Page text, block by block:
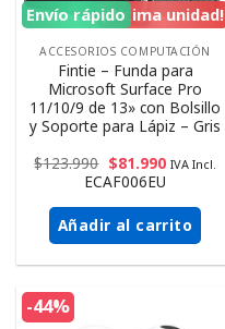
¡Ultima unidad!
Envío rápido
ACCESORIOS COMPUTACIÓN
Fintie – Funda para
Microsoft Surface Pro
11/10/9 de 13» con Bolsillo
y Soporte para Lápiz – Gris
$123.990 $81.990 IVA Incl.
ECAF006EU
Añadir al carrito
-44%